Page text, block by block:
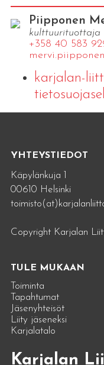
Piipponen
kulttuurituottaja
+358 40 583
karjalan-
YHTEYSTIEDOT
Käpylänkuja 1
00610 Helsinki
Copyright Karjalan
TULE MUKAAN
Toiminta
Tapahtumat
Jäsenyhteisöt
Liity jäseneksi
Karjalatalo
Karjalan